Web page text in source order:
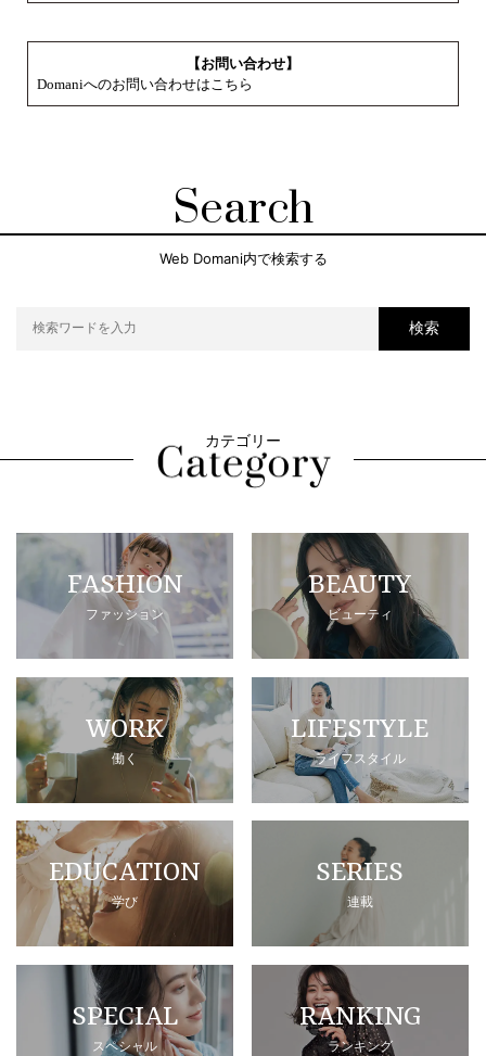
【お問い合わせ】
Domaniへのお問い合わせはこちら
Search
Web Domani内で検索する
検索
カテゴリー
FASHION
ファッション
BEAUTY
ビューティ
WORK
働く
LIFESTYLE
ライフスタイル
EDUCATION
学び
SERIES
連載
SPECIAL
スペシャル
RANKING
ランキング